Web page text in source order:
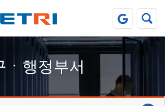
ㆍ행정부서